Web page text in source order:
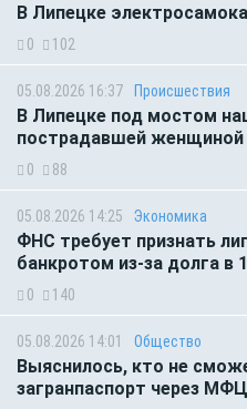
В Липецке
0 102
05.08.2026 16:37 Происшествия
В Липецке под мостом
пострадавшей женщиной
0 88
05.08.2026 14:25 Экономика
ФНС требует признать
банкротом из-за долга в
0 140
05.08.2026 14:01 Общество
Выяснилось, кто не
загранпаспорт через МФЦ